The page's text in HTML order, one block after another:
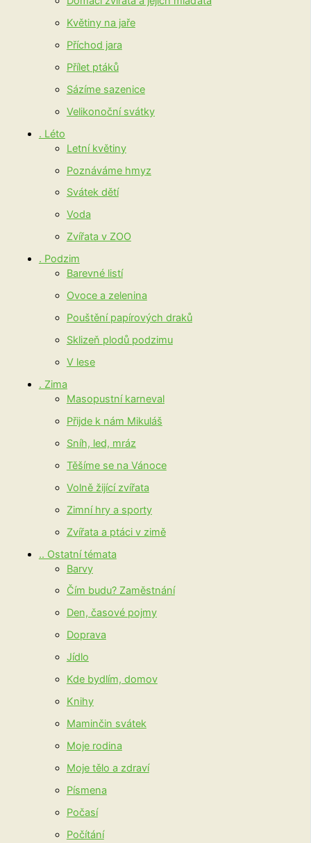
Květiny na jaře
Příchod jara
Přílet ptáků
Sázíme sazenice
Velikonoční svátky
. Léto
Letní květiny
Poznáváme hmyz
Svátek dětí
Voda
Zvířata v ZOO
. Podzim
Barevné listí
Ovoce a zelenina
Pouštění papírových draků
Sklizeň plodů podzimu
V lese
. Zima
Masopustní karneval
Přijde k nám Mikuláš
Sníh, led, mráz
Těšíme se na Vánoce
Volně žijící zvířata
Zimní hry a sporty
Zvířata a ptáci v zimě
.. Ostatní témata
Barvy
Čím budu? Zaměstnání
Den, časové pojmy
Doprava
Jídlo
Kde bydlím, domov
Knihy
Maminčin svátek
Moje rodina
Moje tělo a zdraví
Písmena
Počasí
Počítání